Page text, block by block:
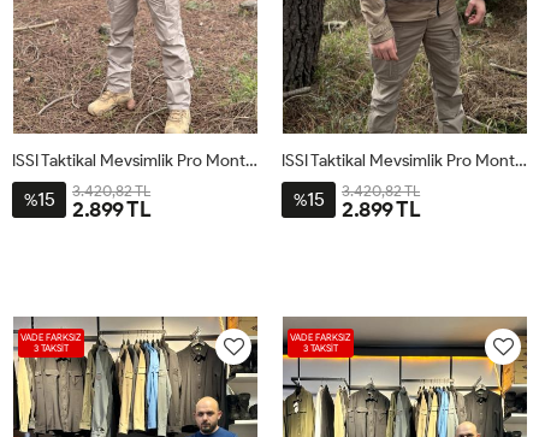
ISSI Taktikal Mevsimlik Pro Mont Siyah
%15 3.420,82 TL
2.899 TL
ISSI Taktikal Mevsimlik Pro Mont Çöl
%15 3.420,82 TL
2.899 TL
VADE FARKSIZ
3 TAKSİT
VADE FARKSIZ
3 TAKSİT